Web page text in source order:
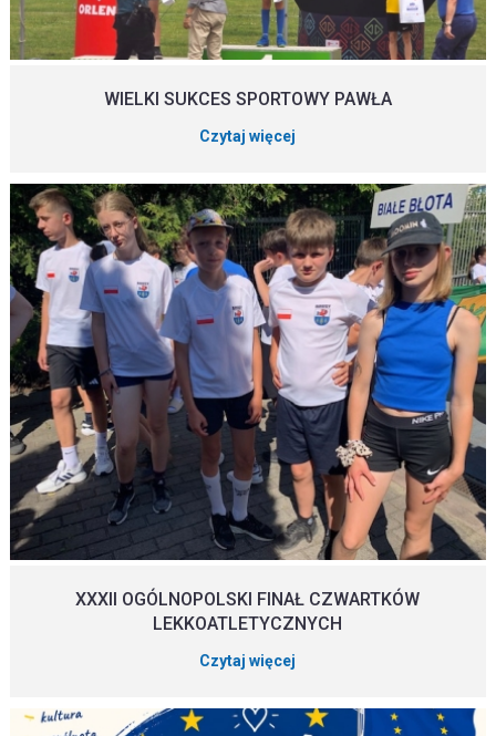
WIELKI SUKCES SPORTOWY PAWŁA
Czytaj więcej
XXXII OGÓLNOPOLSKI FINAŁ CZWARTKÓW
LEKKOATLETYCZNYCH
Czytaj więcej